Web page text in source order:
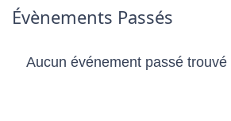
Évènements Passés
Aucun événement passé